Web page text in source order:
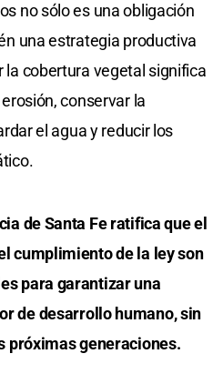
no sólo es una obligación
una estrategia productiva
cobertura vegetal significa
conservar la
el agua y reducir los
de Santa Fe ratifica que el
cumplimiento de la ley son
para garantizar una
de desarrollo humano, sin
próximas generaciones.